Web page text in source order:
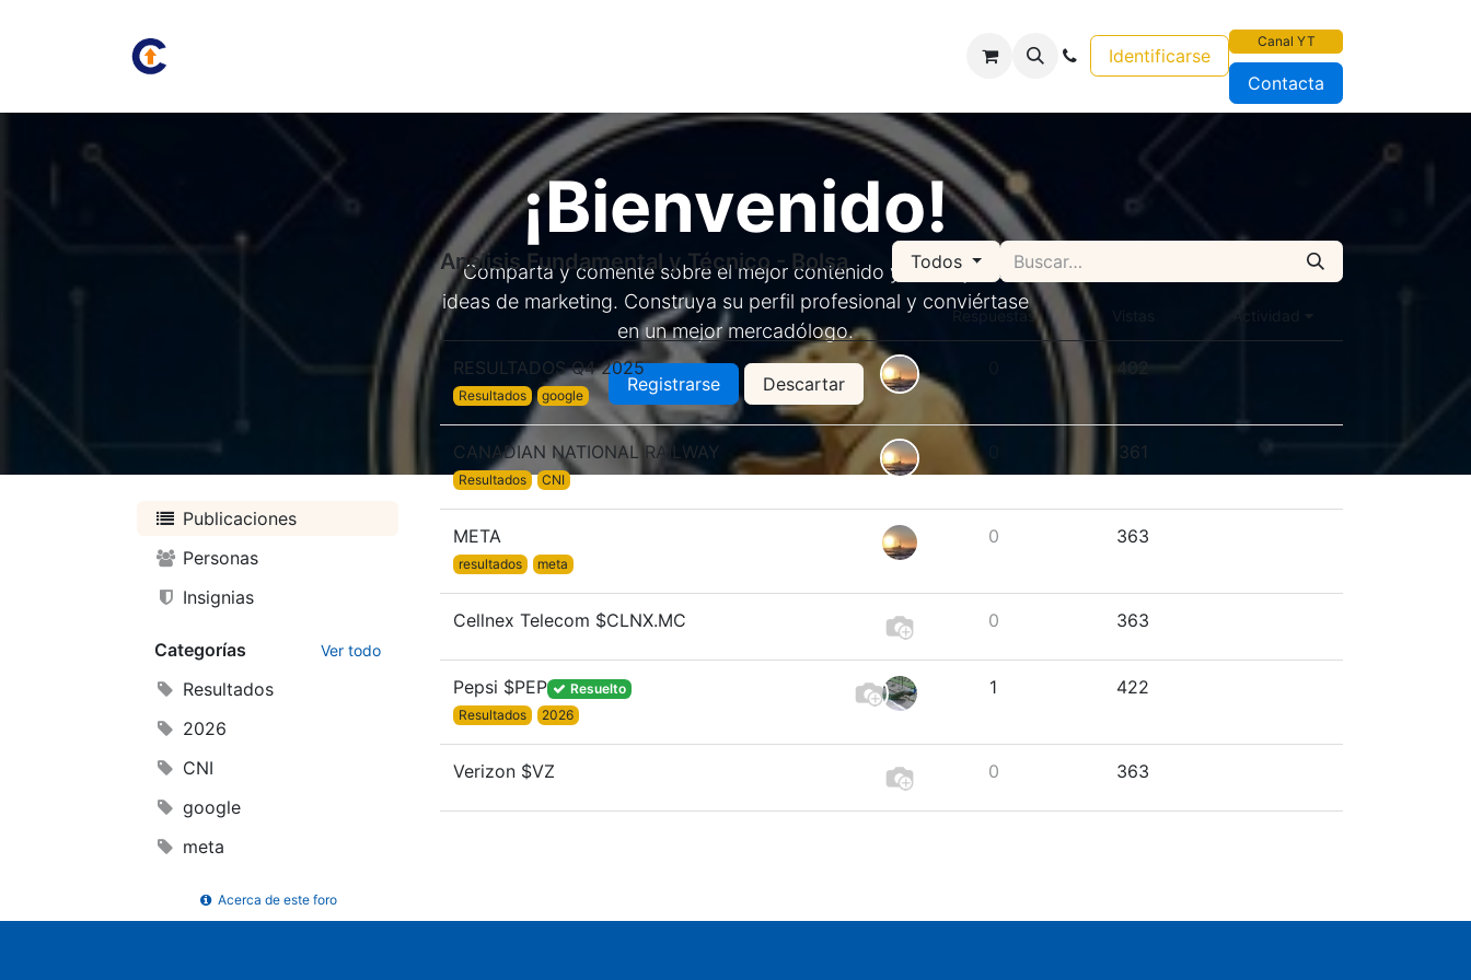
Identificarse
Canal YT
Contacta
¡Bienvenido!
Comparta y comente sobre el mejor contenido y las mejores
ideas de marketing. Construya su perfil profesional y conviértase
en un mejor mercadólogo.
Registrarse Descartar
Publicaciones
Personas
Insignias
Categorías Ver todo
Resultados
2026
CNI
google
meta
Acerca de este foro
Análisis Fundamental y Técnico - Bolsa Todos
Respuestas
RESULTADOS Q4 2025
Resultados google
402
CANADIAN NATIONAL RAILWAY
Resultados CNI
361
META
resultados meta
0 363
Cellnex Telecom $CLNX.MC 0 363
Pepsi $PEP
Resuelto
Resultados
2026
1 422
Verizon $VZ 0 363